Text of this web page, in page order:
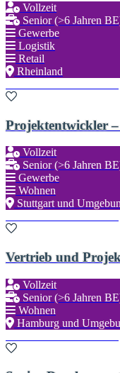
Vollzeit
Senior (>6 Jahren
Gewerbe
Logistik
Retail
Rheinland
Projektentwickler
Vollzeit
Senior (>6 Jahren
Gewerbe
Wohnen
Stuttgart und
Vertrieb und
Vollzeit
Senior (>6 Jahren
Wohnen
Hamburg und